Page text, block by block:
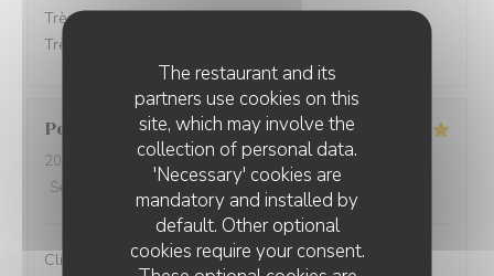
The restaurant and its
partners use cookies on this
site, which may involve the
collection of personal data.
'Necessary' cookies are
mandatory and installed by
default. Other optional
cookies require your consent.
Très bon accueil, les plats étaient très bon et soignés.
Très bon service.
Perret
2025-10-21
- 13:00 - Guests 2
Service
Ambiance:5 /5 Food : 5/5 Value
Client fidèle et jamais déçu